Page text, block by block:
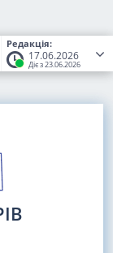
Редакція:
17.06.2026
Діє з 23.06.2026
(Статус:Чинний)